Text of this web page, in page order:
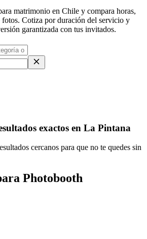
matrimonio en Chile y compara horas,
Cotiza por duración del servicio y
garantizada con tus invitados.
exactos en La Pintana
cercanos para que no te quedes sin
Photobooth